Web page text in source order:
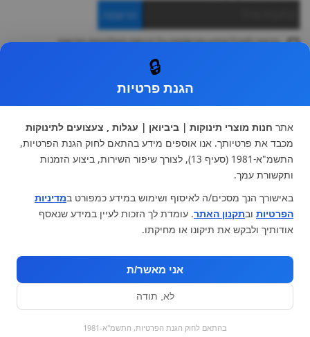
הרשמה
ברצוני לקבל מידע ופרסומות על הנחות וקולקציות חדשות
עגלות וטיולונים
כיסא בטיחות ואביזרים
ריהוט לתינוקות
מצעים למיטת תינוק וטקסטיל
צעצועי ילדים
על גלגלים
הנקה והאכלה
מוצרי אמבטיה
מוזמנים לבקר אותנו:
🔒
הגנת פרטיות
אתר חנות מוצרי תינוקות | ביביואן | עגלות , צעצועים לתינוקות
מכבד את פרטיותך. אנו אוספים מידע בהתאם לחוק הגנת הפרטיות,
התשמ"א-1981 (סעיף 13), לצורך שיפור השירות, ביצוע הזמנות
ותקשורת עמך.
באישורך הנך מסכים/ה לאיסוף ושימוש במידע כמפורט במדיניות
הפרטיות ובתקנון האתר. עומדת לך הזכות לעיין במידע שנאסף
אודותיך ולבקש את תיקונו או מחיקתו.
אני מאשר/ת
לא, תודה
בהתאם לחוק הגנת הפרטיות, התשמ"א-1981